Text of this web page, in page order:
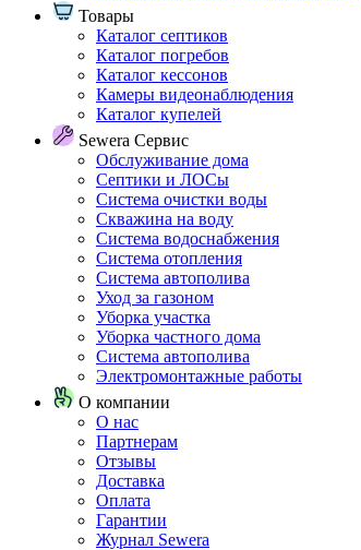
Товары
Каталог септиков
Каталог погребов
Каталог кессонов
Камеры видеонаблюдения
Каталог купелей
Sewera Сервис
Обслуживание дома
Септики и ЛОСы
Система очистки воды
Скважина на воду
Система водоснабжения
Система отопления
Система автополива
Уход за газоном
Уборка участка
Уборка частного дома
Система автополива
Электромонтажные работы
О компании
О нас
Партнерам
Отзывы
Доставка
Оплата
Гарантии
Журнал Sewera